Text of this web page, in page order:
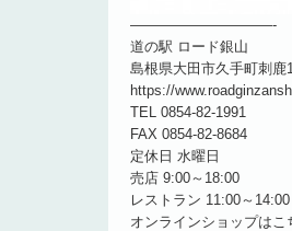
——————————-
道の駅 ロード銀山
島根県大田市久手町刺鹿
https://
TEL 0854-82-1991
FAX 0854-82-8684
定休日 水曜日
売店 9:00～18:00
レストラン 11:00～14:00
オンラインショップはこ